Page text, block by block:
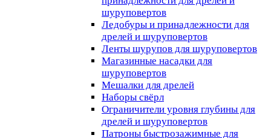
шуруповертов
Ледобуры и принадлежности для
дрелей и шуруповертов
Ленты шурупов для шуруповертов
Магазинные насадки для
шуруповертов
Мешалки для дрелей
Наборы свёрл
Ограничители уровня глубины для
дрелей и шуруповертов
Патроны быстрозажимные для